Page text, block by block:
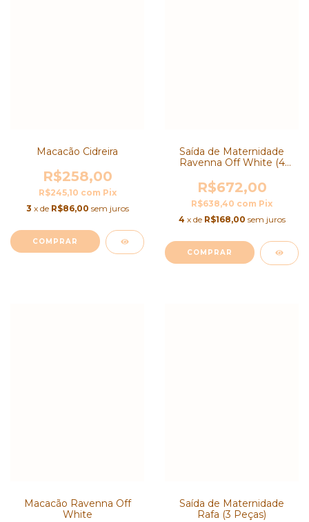
Macacão Cidreira
R$258,00
R$245,10 com Pix
3 x de R$86,00 sem juros
COMPRAR
Saída de Maternidade
Ravenna Off White (4
R$672,00
R$638,40 com Pix
4 x de R$168,00 sem juros
COMPRAR
Macacão Ravenna Off
White
Saída de Maternidade
Rafa (3 Peças)